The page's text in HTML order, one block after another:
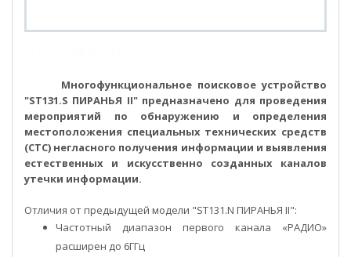
Многофункциональное поисковое устройство
"ST131.S ПИРАНЬЯ II" предназначено для проведения
мероприятий по обнаружению и определения
местоположения специальных технических средств
(СТС) негласного получения информации и выявления
естественных и искусственно созданных каналов
утечки информации.
Отличия от предыдущей модели "ST131.N ПИРАНЬЯ II":
Частотный диапазон первого канала «РАДИО»
расширен до 6ГГц